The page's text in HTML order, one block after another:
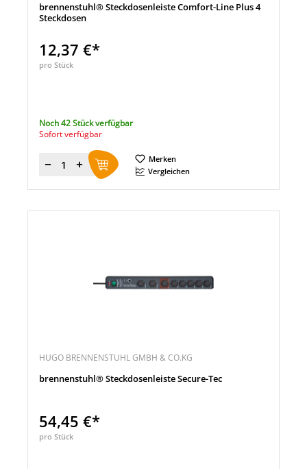
brennenstuhl® Steckdosenleiste Comfort-Line Plus 4
Steckdosen
12,37 €*
pro Stück
Noch 42 Stück verfügbar
Sofort verfügbar
Menge
Merken
Vergleichen
HUGO BRENNENSTUHL GMBH & CO.KG
brennenstuhl® Steckdosenleiste Secure-Tec
54,45 €*
pro Stück